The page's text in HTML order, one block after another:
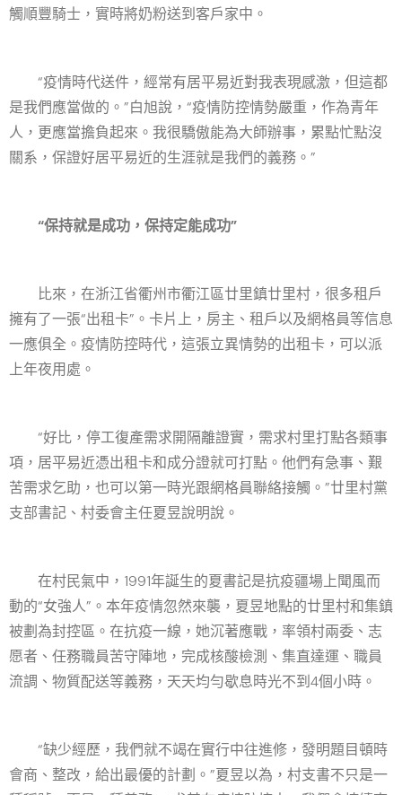
觸順豐騎士，實時將奶粉送到客戶家中。
“疫情時代送件，經常有居平易近對我表現感激，但這都
是我們應當做的。”白旭說，“疫情防控情勢嚴重，作為青年
人，更應當擔負起來。我很驕傲能為大師辦事，累點忙點沒
關系，保證好居平易近的生涯就是我們的義務。”
“保持就是成功，保持定能成功”
比來，在浙江省衢州市衢江區廿里鎮廿里村，很多租戶
擁有了一張“出租卡”。卡片上，房主、租戶以及網格員等信息
一應俱全。疫情防控時代，這張立異情勢的出租卡，可以派
上年夜用處。
“好比，停工復產需求開隔離證實，需求村里打點各類事
項，居平易近憑出租卡和成分證就可打點。他們有急事、艱
苦需求乞助，也可以第一時光跟網格員聯絡接觸。”廿里村黨
支部書記、村委會主任夏昱說明說。
在村民氣中，1991年誕生的夏書記是抗疫疆場上聞風而
動的“女強人”。本年疫情忽然來襲，夏昱地點的廿里村和集鎮
被劃為封控區。在抗疫一線，她沉著應戰，率領村兩委、志
愿者、任務職員苦守陣地，完成核酸檢測、集直達運、職員
流調、物質配送等義務，天天均勻歇息時光不到4個小時。
“缺少經歷，我們就不竭在實行中往進修，發明題目頓時
會商、整改，給出最優的計劃。”夏昱以為，村支書不只是一